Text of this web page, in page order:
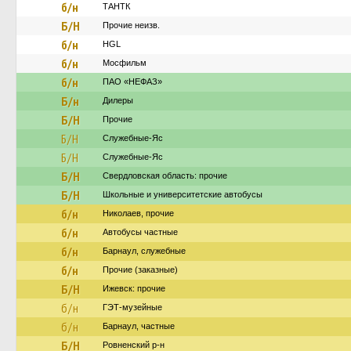
б/н ТАНТК
Б/Н Прочие неизв.
б/н HGL
б/н Мосфильм
б/н ПАО «НЕФАЗ»
Б/н Дилеры
Б/Н Прочие
Б/Н Служебные-Яс
Б/Н Служебные-Яс
Б/Н Свердловская область: прочие
Б/Н Школьные и университетские автобусы
б/н Николаев, прочие
б/н Автобусы частные
б/н Барнаул, служебные
б/н Прочие (заказные)
Б/Н Ижевск: прочие
б/н ГЭТ-музейные
б/н Барнаул, частные
Б/Н Ровненский р-н